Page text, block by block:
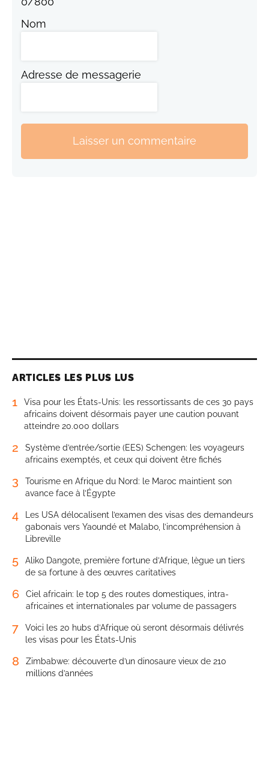
Nom
Adresse de messagerie
Laisser un commentaire
ARTICLES LES PLUS LUS
1
Visa pour les États-Unis: les ressortissants de ces 30 pays
africains doivent désormais payer une caution pouvant
atteindre 20.000 dollars
2
Système d’entrée/sortie (EES) Schengen: les voyageurs
africains exemptés, et ceux qui doivent être fichés
3
Tourisme en Afrique du Nord: le Maroc maintient son
avance face à l’Égypte
4
Les USA délocalisent l’examen des visas des demandeurs
gabonais vers Yaoundé et Malabo, l’incompréhension à
Libreville
5
Aliko Dangote, première fortune d’Afrique, lègue un tiers
de sa fortune à des œuvres caritatives
6
Ciel africain: le top 5 des routes domestiques, intra-
africaines et internationales par volume de passagers
7
Voici les 20 hubs d’Afrique où seront désormais délivrés
les visas pour les États-Unis
8
Zimbabwe: découverte d’un dinosaure vieux de 210
millions d’années